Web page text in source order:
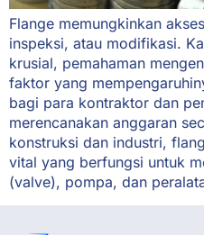
Flange memungkinkan
inspeksi, atau modifikasi.
krusial, pemahaman
faktor yang
bagi para kontraktor dan
merencanakan anggaran
konstruksi dan industri,
vital yang berfungsi untuk
(valve), pompa, dan